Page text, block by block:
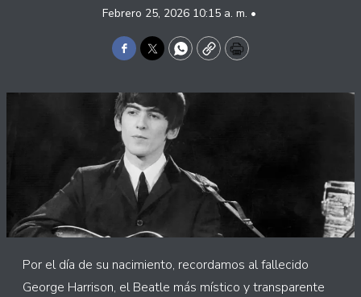
Febrero 25, 2026 10:15 a. m. •
Facebook
TwitterWhatsApp
CopyPrint
Por el día de su nacimiento, recordamos al fallecido
George Harrison, el Beatle más místico y transparente